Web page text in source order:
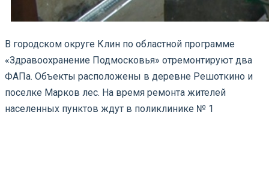
В городском округе Клин по областной программе
«Здравоохранение Подмосковья» отремонтируют два
ФАПа. Объекты расположены в деревне Решоткино и
поселке Марков лес. На время ремонта жителей
населенных пунктов ждут в поликлинике № 1